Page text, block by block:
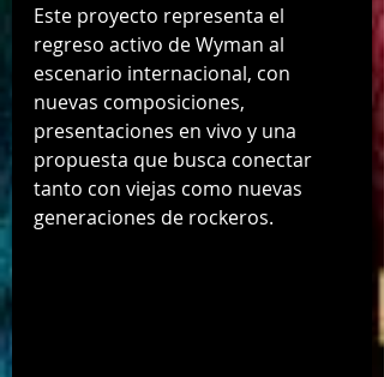
Este proyecto representa el
regreso activo de Wyman al
escenario internacional, con
nuevas composiciones,
presentaciones en vivo y una
propuesta que busca conectar
tanto con viejas como nuevas
generaciones de rockeros.